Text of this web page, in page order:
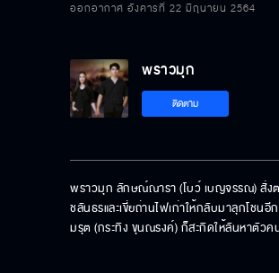
ออกอากาศ อังคารที่ 22 มิถุนายน 2564
พราวมุก
ติดตาม
พราวมุก ลักษณ์ณารา (โบว์ เบญจรรณ) สั่ง
ชลันธรและเขี่ยถ่านไฟเก่าให้กลับมาลุกโช
มรุต (กระทิง ขุนณรงค์) ก็สะกิดให้ลันหาตัว